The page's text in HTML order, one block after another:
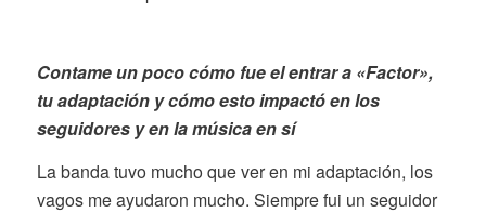
Contame un poco cómo fue el entrar a «Factor»,
tu adaptación y cómo esto impactó en los
seguidores y en la música en sí
La banda tuvo mucho que ver en mi adaptación, los
vagos me ayudaron mucho. Siempre fui un seguidor